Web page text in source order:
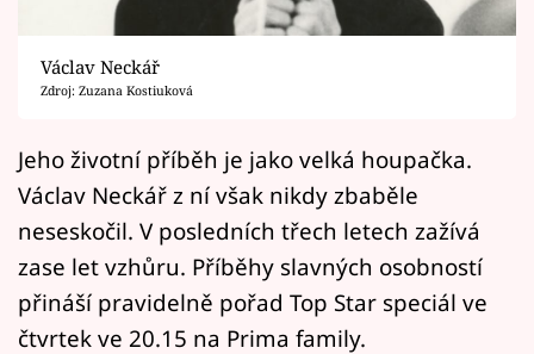
Filmový festival Karlovy Vary
Pořady
Mámy sobě
Přihlášení
Sledujte nás
Václav Neckář
Zdroj: Zuzana Kostiuková
Jeho životní příběh je jako velká houpačka.
Václav Neckář z ní však nikdy zbaběle
neseskočil. V posledních třech letech zažívá
zase let vzhůru. Příběhy slavných osobností
přináší pravidelně pořad Top Star speciál ve
čtvrtek ve 20.15 na Prima family.